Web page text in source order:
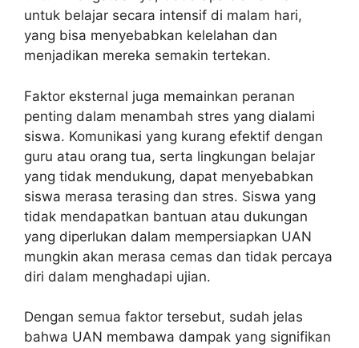
untuk belajar secara intensif di malam hari,
yang bisa menyebabkan kelelahan dan
menjadikan mereka semakin tertekan.
Faktor eksternal juga memainkan peranan
penting dalam menambah stres yang dialami
siswa. Komunikasi yang kurang efektif dengan
guru atau orang tua, serta lingkungan belajar
yang tidak mendukung, dapat menyebabkan
siswa merasa terasing dan stres. Siswa yang
tidak mendapatkan bantuan atau dukungan
yang diperlukan dalam mempersiapkan UAN
mungkin akan merasa cemas dan tidak percaya
diri dalam menghadapi ujian.
Dengan semua faktor tersebut, sudah jelas
bahwa UAN membawa dampak yang signifikan